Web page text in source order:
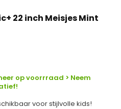
22 inch Meisjes Mint
op voorrraad > Neem
voor stijlvolle kids!